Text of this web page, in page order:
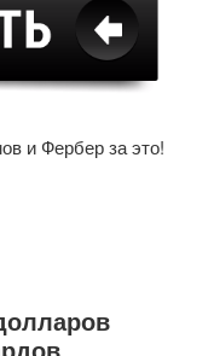
и Фербер за это!